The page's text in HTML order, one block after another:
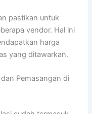
pastikan untuk
vendor. Hal ini
harga
yang ditawarkan.
Pemasangan di